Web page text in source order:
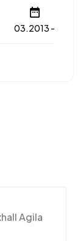
03.2013 -
Agila